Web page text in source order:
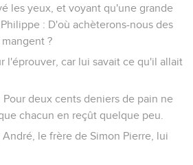
les yeux, et voyant qu'une grande
: D'où achèterons-nous des
?
l'éprouver, car lui savait ce qu'il allait
deux cents deniers de pain ne
chacun en reçût quelque peu.
le frère de Simon Pierre, lui